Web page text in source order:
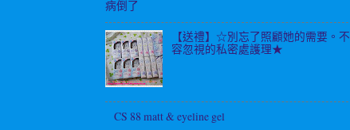
病倒了
【送禮】☆別忘了照顧她的需要。不
容忽視的私密處護理★
CS 88 matt & eyeline gel